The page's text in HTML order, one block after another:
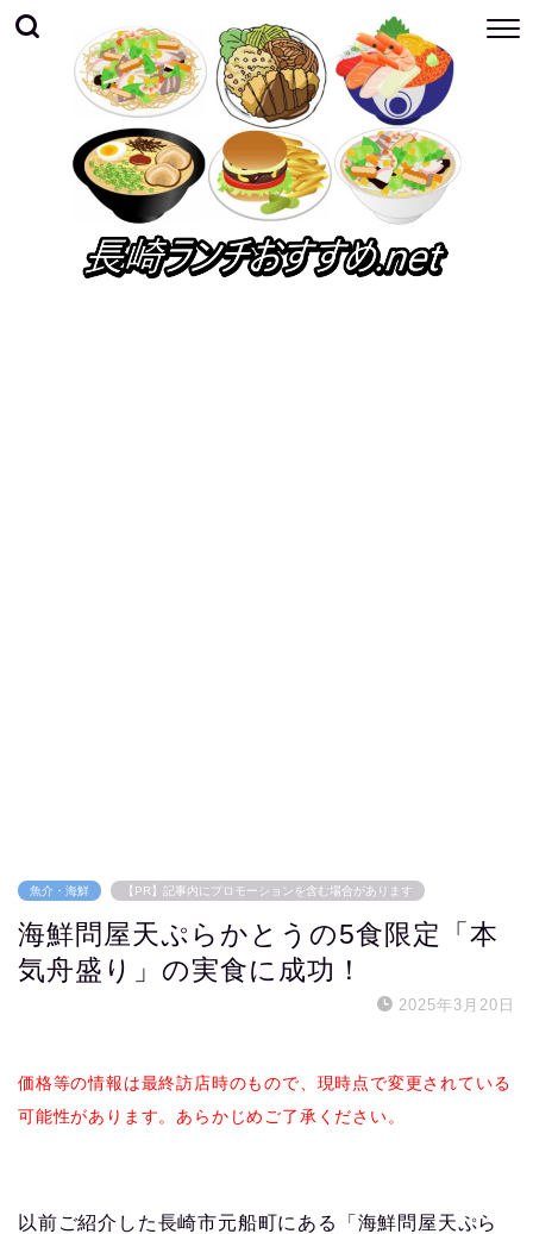
魚介・海鮮 【PR】記事内にプロモーションを含む場合があります
海鮮問屋天ぷらかとうの5食限定「本
気舟盛り」の実食に成功！
2025年3月20日
価格等の情報は最終訪店時のもので、現時点で変更されている
可能性があります。あらかじめご了承ください。
以前ご紹介した長崎市元船町にある「海鮮問屋天ぷら